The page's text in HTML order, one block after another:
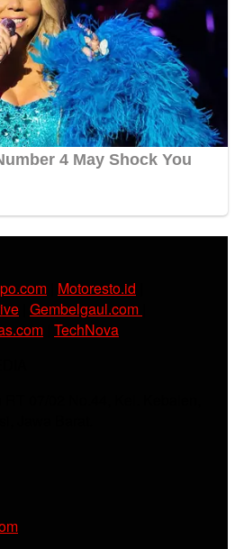
Motoresto.id
Gembelgaul.com
TechNova